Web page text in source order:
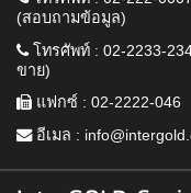
(สอบถามข้อมูล)
โทรศัพท์ : 02-2233-
ขาย)
แฟกซ์ : 02-2222-046
อีเมล :